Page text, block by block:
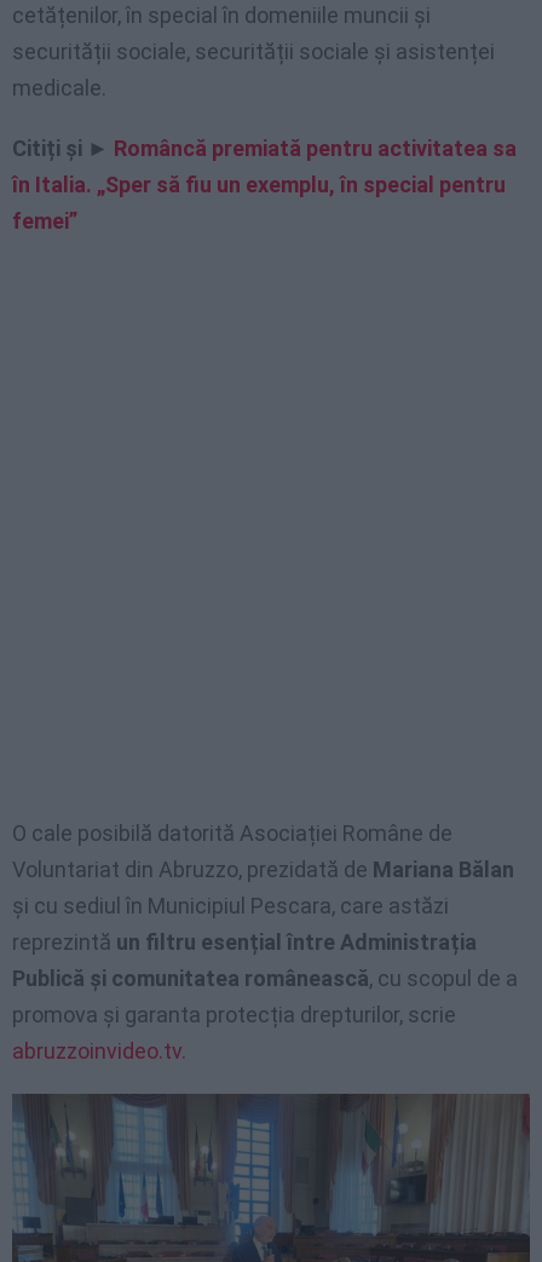
cetățenilor, în special în domeniile muncii și
securității sociale, securității sociale și asistenței
medicale.
Citiți și ► Româncă premiată pentru activitatea sa
în Italia. „Sper să fiu un exemplu, în special pentru
femei”
O cale posibilă datorită Asociației Române de
Voluntariat din Abruzzo, prezidată de Mariana Bălan
și cu sediul în Municipiul Pescara, care astăzi
reprezintă un filtru esențial între Administrația
Publică și comunitatea românească, cu scopul de a
promova și garanta protecția drepturilor, scrie
abruzzoinvideo.tv.